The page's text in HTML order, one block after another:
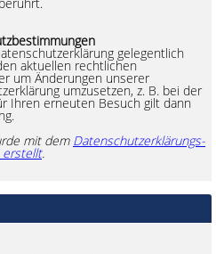
gelegentlich
aktuellen rechtlichen
um Änderungen unserer
umzusetzen, z. B. bei der
Ihren erneuten Besuch gilt dann
mit dem Datenschutzerklärungs-
erstellt.